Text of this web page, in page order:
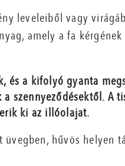
leveleiből vagy
amely a fa
és a kifolyó gyanta
szennyeződésektől. A
ki az illóolajat.
hűvös helyen